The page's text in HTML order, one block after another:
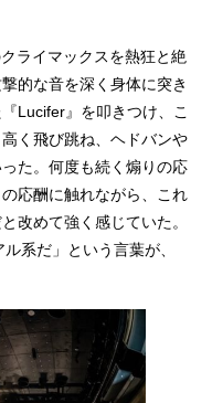
ライマックスを熱狂と絶
的な音を深く身体に突き
Lucifer』を叩きつけ、こ
く飛び跳ね、ヘドバンや
た。何度も続く煽りの応
応酬に触れながら、これ
改めて強く感じていた。
系だ」という言葉が、